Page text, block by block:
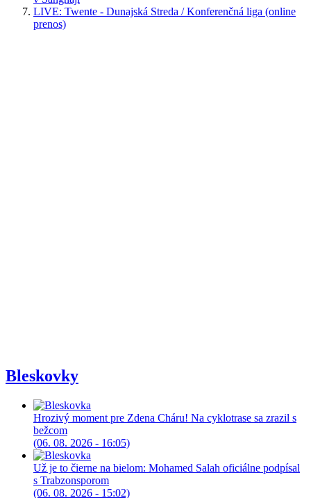
LIVE: Twente - Dunajská Streda / Konferenčná liga (online
prenos)
Bleskovky
Hrozivý moment pre Zdena Cháru! Na cyklotrase sa zrazil s
bežcom
(06. 08. 2026 - 16:05)
Už je to čierne na bielom: Mohamed Salah oficiálne podpísal
s Trabzonsporom
(06. 08. 2026 - 15:02)